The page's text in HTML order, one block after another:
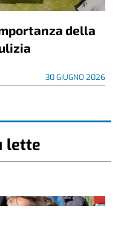
della
30 GIUGNO 2026
lette